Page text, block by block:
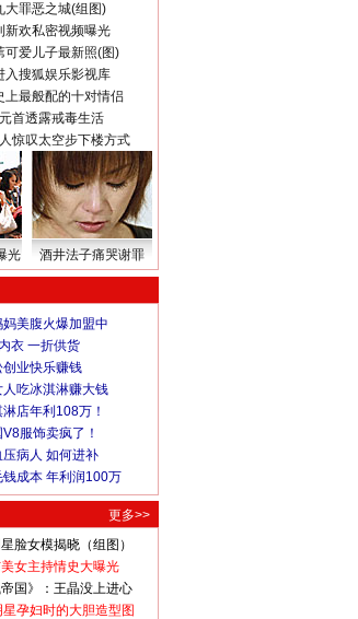
大罪恶之城(组图)
新欢私密视频曝光
可爱儿子最新照(图)
入搜狐娱乐影视库
上最般配的十对情侣
首透露戒毒生活
惊叹太空步下楼方式
光 酒井法子痛哭谢罪
妈美腹火爆加盟中
衣 一折供货
创业快乐赚钱
人吃冰淇淋赚大钱
店年利108万！
服饰卖疯了！
压病人 如何进补
钱成本 年利润100万
更多>>
脸女模揭晓（组图）
女主持情史大曝光
帝国》：王晶没上进心
孕妇时的大胆造型图